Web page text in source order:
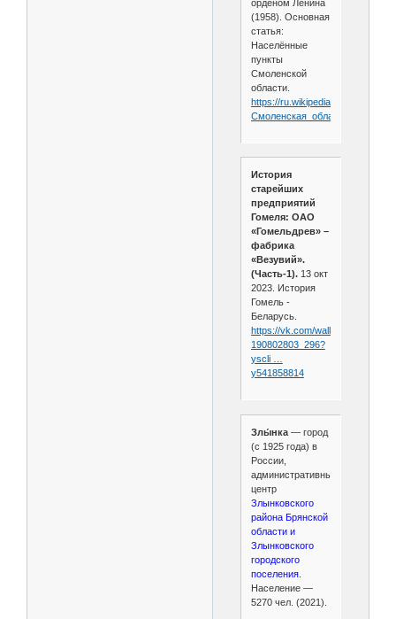
орденом Ленина
(1958). Основная
статья:
Населённые
пункты
Смоленской
области.
https://ru.wikipedia.org/wiki/
Смоленская_область
История
старейших
предприятий
Гомеля: ОАО
«Гомельдрев» –
фабрика
«Везувий».
(Часть-1).13 окт
2023. История
Гомель -
Беларусь.
https://vk.com/wall-
190802803_296?
yscli …
y541858814
Злы́нка — город
(с 1925 года) в
России,
административный
центр
Злынковского
района Брянской
области и
Злынковского
городского
поселения.
Население —
5270 чел. (2021).